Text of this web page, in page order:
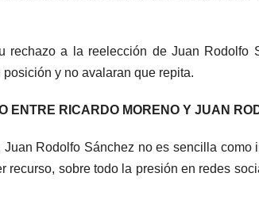
rechazo a la reelección de Juan Rodolfo
y no avalaran que repita.
ENTRE RICARDO MORENO Y JUAN
Rodolfo Sánchez no es sencilla como
recurso, sobre todo la presión en redes